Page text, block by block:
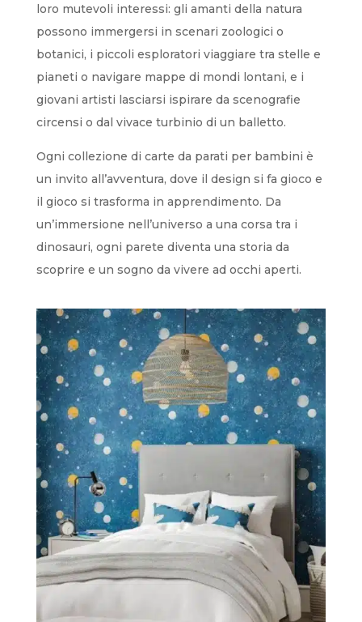
loro mutevoli interessi: gli amanti della natura
possono immergersi in scenari zoologici o
botanici, i piccoli esploratori viaggiare tra stelle e
pianeti o navigare mappe di mondi lontani, e i
giovani artisti lasciarsi ispirare da scenografie
circensi o dal vivace turbinio di un balletto.
Ogni collezione di carte da parati per bambini è
un invito all’avventura, dove il design si fa gioco e
il gioco si trasforma in apprendimento. Da
un’immersione nell’universo a una corsa tra i
dinosauri, ogni parete diventa una storia da
scoprire e un sogno da vivere ad occhi aperti.